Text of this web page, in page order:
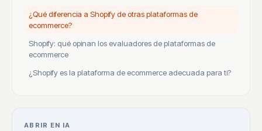
¿Qué diferencia a Shopify de otras plataformas de
ecommerce?
Shopify: qué opinan los evaluadores de plataformas de
ecommerce
¿Shopify es la plataforma de ecommerce adecuada para ti?
ABRIR EN IA